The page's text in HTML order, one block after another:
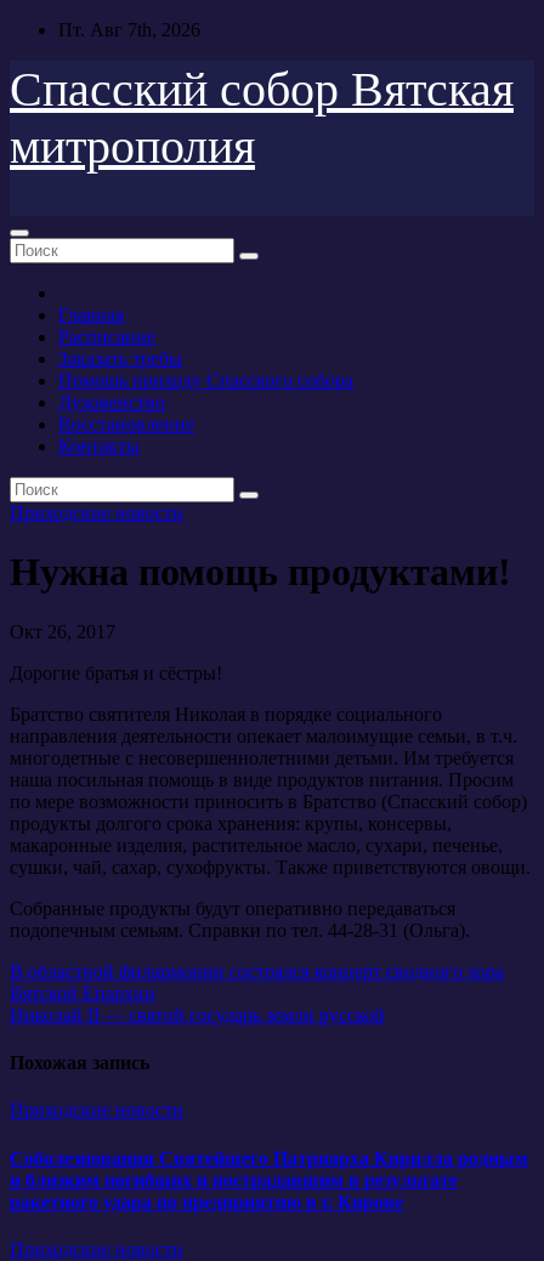
Перейти
содержимому
Пт. Авг 7th, 2026
Спасский собор Вятская
митрополия
Главная
Расписание
Заказать требы
Помощь приходу Спасского собора
Духовенство
Восстановление
Контакты
Приходские новости
Нужна помощь продуктами!
Окт 26, 2017
Дорогие братья и сёстры!
Братство святителя Николая в порядке социального
направления деятельности опекает малоимущие семьи, в т.ч.
многодетные с несовершеннолетними детьми. Им требуется
наша посильная помощь в виде продуктов питания. Просим
по мере возможности приносить в Братство (Спасский собор)
продукты долгого срока хранения: крупы, консервы,
макаронные изделия, растительное масло, сухари, печенье,
сушки, чай, сахар, сухофрукты. Также приветствуются овощи.
Собранные продукты будут оперативно передаваться
подопечным семьям. Справки по тел. 44-28-31 (Ольга).
Навигация
по
В областной филармонии состоялся концерт сводного хора
Вятской Епархии
Николай II — святой государь земли русской
Похожая запись
Приходские новости
Соболезнования Святейшего Патриарха Кирилла родным
и близким погибших и пострадавшим в результате
ракетного удара по предприятию в г. Кирове
Приходские новости